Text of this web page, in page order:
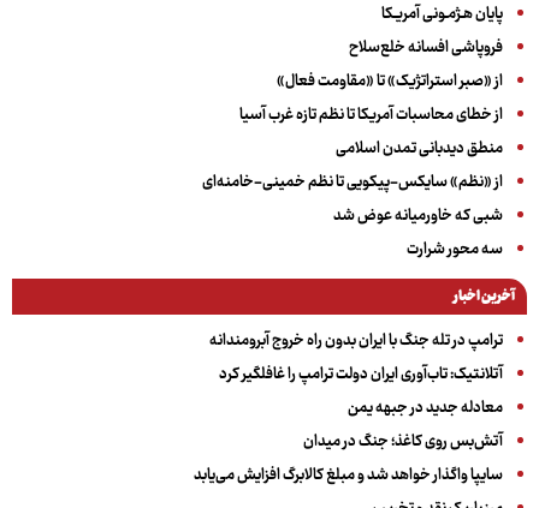
پایان هـژمـونی آمریـکا
فروپاشی افسانه خلع‌سلاح
از «صبر استراتژیک» تا «مقاومت فعال»
از خطای محاسبات آمریکا تا نظم تازه غرب آسیا
منطق دیدبانی تمدن اسلامی
از «نظم» سایکس-پیکویی تا نظم خمینی-خامنه‌ای
شبی که خاورمیانه عوض شد
سه‌ محور شرارت
آخرین اخبار
ترامپ در تله جنگ با ایران بدون راه خروج آبرومندانه
آتلانتیک: تاب‌آوری ایران دولت ترامپ را غافلگیر کرد
معادله جدید در جبهه یمن
آتش‌بس روی کاغذ؛ جنگ در میدان
سایپا واگذار خواهد شد و مبلغ کالابرگ افزایش می‌یابد